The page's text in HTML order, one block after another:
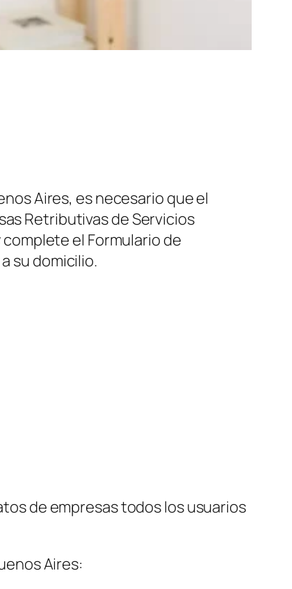
Aires, es necesario que el
Retributivas de Servicios
el Formulario de
su domicilio.
de empresas todos los usuarios
Aires: